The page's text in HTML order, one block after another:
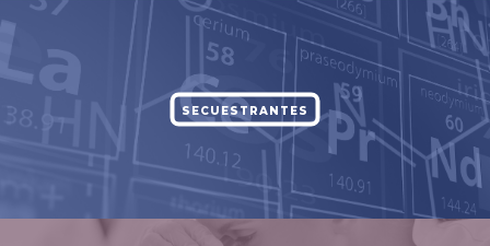
SECUESTRANTES